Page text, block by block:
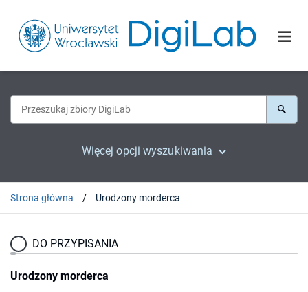
Więcej opcji wyszukiwania
Strona główna Urodzony morderca
DO PRZYPISANIA
Urodzony morderca